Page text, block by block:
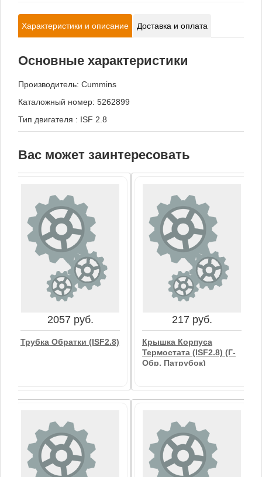
Характеристики и описание Доставка и оплата
Основные характеристики
Производитель: Cummins
Каталожный номер: 5262899
Тип двигателя : ISF 2.8
Вас может заинтересовать
2057 руб.
Трубка Обратки (ISF2.8)
217 руб.
Крышка Корпуса
Термостата (ISF2.8) (Г-
Обр. Патрубок)